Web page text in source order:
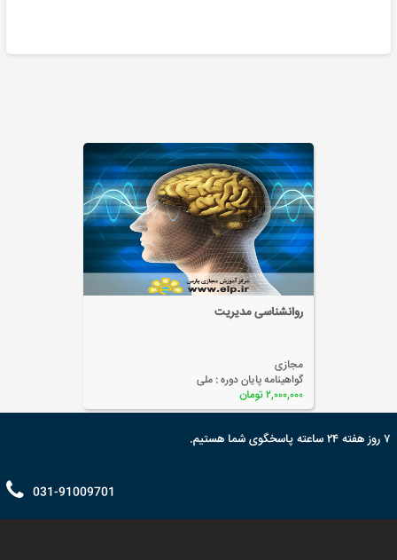
اختلالات یادگیری و درمان آن
گواهینامه پایان دوره :
۲,۲۵۰,۰۰۰ تومان
۷ روز هفته ۲۴ ساعته پاسخگوی شما هستیم.
031-91009701